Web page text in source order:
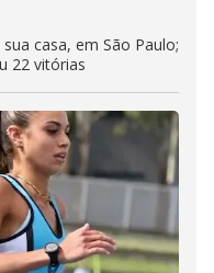
casa, em São Paulo;
22 vitórias